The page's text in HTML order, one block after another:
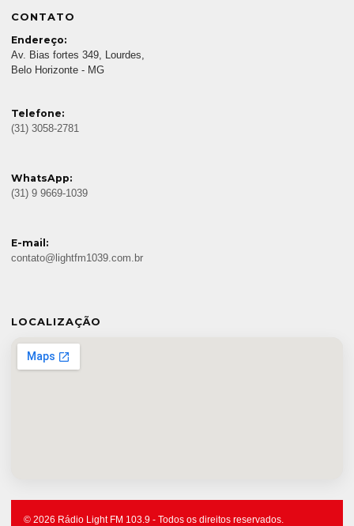
CONTATO
Endereço:
Av. Bias fortes 349, Lourdes,
Belo Horizonte - MG
Telefone:
(31) 3058-2781
WhatsApp:
(31) 9 9669-1039
E-mail:
contato@lightfm1039.com.br
LOCALIZAÇÃO
© 2026 Rádio Light FM 103.9 - Todos os direitos reservados.